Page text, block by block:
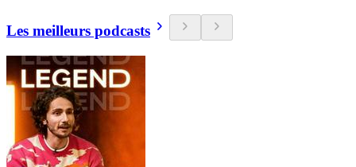
Les meilleurs podcasts